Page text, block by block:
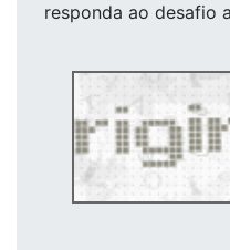
responda ao desafio